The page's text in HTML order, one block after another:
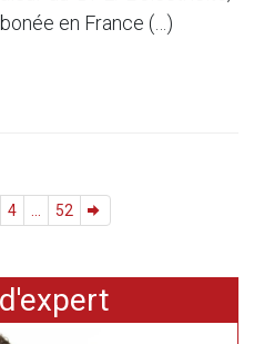
en France (…)
4 52